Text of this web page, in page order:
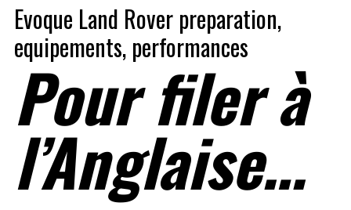
Evoque Land Rover preparation,
equipements, performances
Pour filer à
l’Anglaise…